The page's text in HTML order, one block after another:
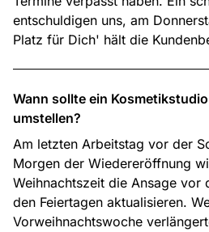
entschuldigen uns, am
Platz für Dich' hält die
Wann sollte ein
umstellen?
Am letzten Arbeitstag vor der
Morgen der Wiedereröffnung
Weihnachtszeit die Ansage vor
den Feiertagen aktualisieren.
Vorweihnachtswoche